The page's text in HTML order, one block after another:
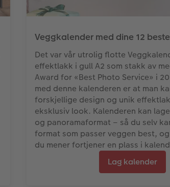
Veggkalender med dine 12
Det var vår utrolig flotte
effektlakk i gull A2 som stakk av
Award for «Best Photo Service» i
med denne kalenderen er at man
forskjellige design og unik
eksklusiv look. Kalenderen kan
og panoramaformat – så du selv
format som passer veggen best,
du mener fortjener en plass i
Lag kalender